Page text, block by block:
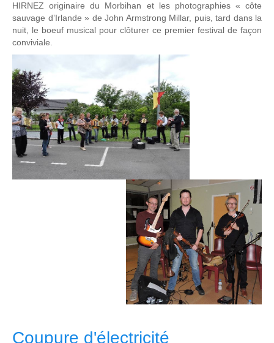
HIRNEZ originaire du Morbihan et les photographies « côte
sauvage d’Irlande » de John Armstrong Millar, puis, tard dans la
nuit, le boeuf musical pour clôturer ce premier festival de façon
conviviale.
Coupure d'électricité